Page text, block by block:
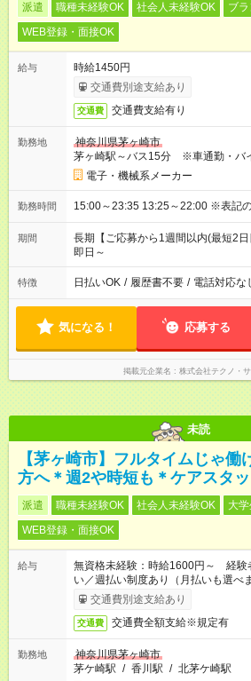
派遣 職種未経験OK 社会人未経験OK
ブ
WEB登録・面接OK
給与
時給1450円
交通費別途支給あり
交通費 交通費支給有り
勤務地
神奈川県茅ヶ崎市
茅ヶ崎駅～バス15分 ※車通勤・バ
電子・機械系メーカー
勤務時間 15:00～23:35
期間
長期【ご応募から1週間以内(最短2日
即日～
特徴 日払いOK / 履歴書不要 / 電話対応な
気になる！ 応募する
掲載元企業名 株式会社テクノ・
未読
【茅ヶ崎市】フルタイムじゃ働
方へ＊週2や時短も＊ケアスタ
派遣 職種未経験OK 社会人未経験OK 大
WEB登録・面接OK
給与
無資格未経験：時給1600円～ 経
い／週払い制度あり（月払いも選べ
完了次第のお支払いとなります。
交通費別途支給あり
交通費 交通費全額支給※規定有
勤務地
神奈川県茅ヶ崎市
茅ケ崎駅 / 香川駅 / 北茅ケ崎駅